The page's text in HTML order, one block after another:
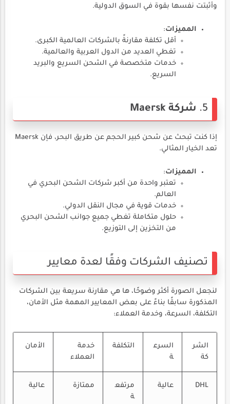
وأثبتت نفسها بقوة في السوق الدولية.
المميزات:
أقل تكلفة مقارنةً بالشركات العالمية الكبرى.
تغطي العديد من الدول العربية والعالمية.
خدمات متخصصة في الشحن السريع والبريد
السريع.
5. شركة Maersk
إذا كنت تبحث عن شحن كبير الحجم عن طريق البحر، فإن Maersk
تعد الخيار المثالي.
المميزات:
تعتبر واحدة من أكبر شركات الشحن البحري في
العالم.
خدمات قوية في مجال النقل الدولي.
حلول متكاملة تغطي جميع جوانب الشحن البحري
من التخزين إلى التوزيع.
تصنيف الشركات وفقًا لعدة معايير
لنجعل الصورة أكثر وضوحًا، ها هي مقارنة سريعة بين الشركات
المذكورة سابقًا بناءً على بعض المعايير المهمة مثل الأمان،
التكلفة، السرعة، وخدمة العملاء:
الشر
كة
السرع
ة
التكلفة
خدمة
العملاء
الأمان
DHL عالية
مرتفع
ة
ممتازة عالية